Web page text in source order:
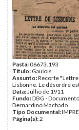
Pasta:06673.193
Título: Gaulois
Assunto:Recorte
Lisbonne. Le désordre
Data:Julho de 1911
Fundo:DBG -
Bernardino Machado
Tipo Documental:
Página(s):2